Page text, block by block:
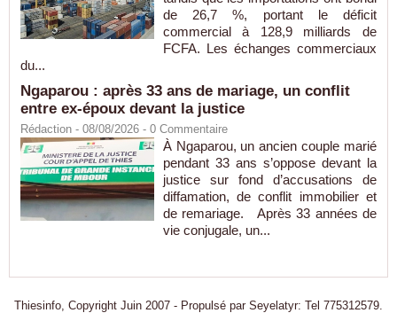
de 26,7 %, portant le déficit
commercial à 128,9 milliards de
FCFA. Les échanges commerciaux
du...
Ngaparou : après 33 ans de mariage, un conflit
entre ex-époux devant la justice
Rédaction - 08/08/2026 - 0 Commentaire
À Ngaparou, un ancien couple marié
pendant 33 ans s’oppose devant la
justice sur fond d’accusations de
diffamation, de conflit immobilier et
de remariage. Après 33 années de
vie conjugale, un...
Thiesinfo, Copyright Juin 2007 - Propulsé par Seyelatyr: Tel 775312579.